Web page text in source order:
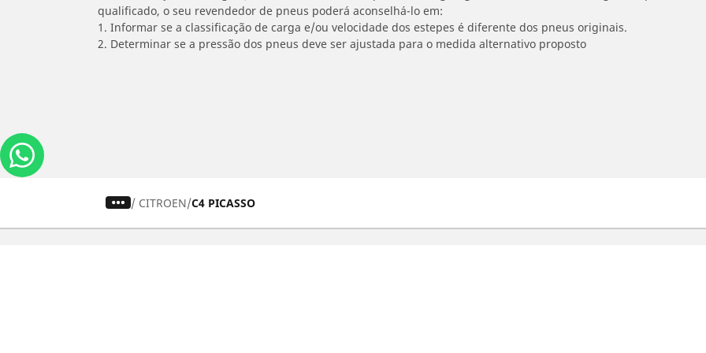
qualificado, o seu revendedor de pneus poderá aconselhá-lo em:
1. Informar se a classificação de carga e/ou velocidade dos estepes é diferente dos pneus originais.
2. Determinar se a pressão dos pneus deve ser ajustada para o medida alternativo proposto
/ CITROEN C4 PICASSO